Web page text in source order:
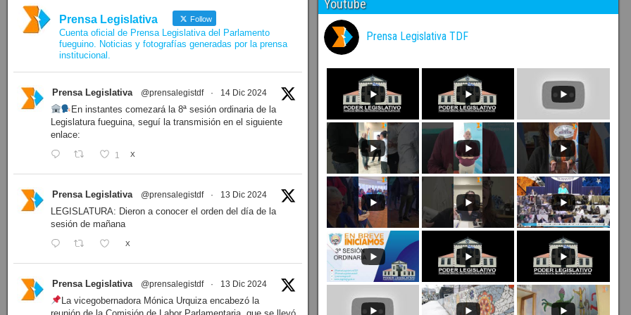
Prensa Legislativa Follow
Cuenta oficial de Prensa Legislativa del Parlamento
fueguino. Noticias y fotografías generadas por la prensa
institucional.
Prensa Legislativa @prensalegistdf · 14 Dic 2024
En instantes comezará la 8ª sesión ordinaria de la
Legislatura fueguina, seguí la transmisión en el siguiente
enlace:
1 X
Prensa Legislativa @prensalegistdf · 13 Dic 2024
LEGISLATURA: Dieron a conocer el orden del día de la
sesión de mañana
X
Prensa Legislativa @prensalegistdf · 13 Dic 2024
La vicegobernadora Mónica Urquiza encabezó la
Youtube
Prensa Legislativa TDF